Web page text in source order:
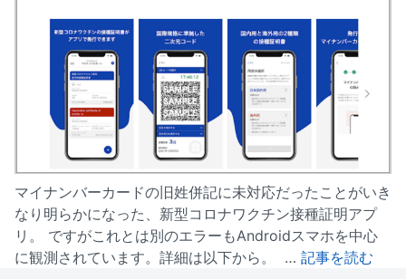
マイナンバーカードの旧姓併記に未対応だったことがいき
なり明らかになった、新型コロナワクチン接種証明アプ
リ。 ですがこれとは別のエラーもAndroidスマホを中心
に観測されています。詳細は以下から。 … 記事を読む